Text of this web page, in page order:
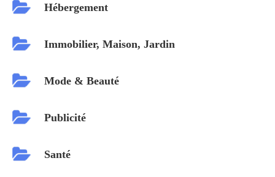
Hébergement
Immobilier, Maison, Jardin
Mode & Beauté
Publicité
Santé